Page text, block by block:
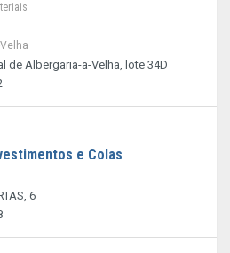
de Albergaria-a-Velha, lote 34D
e Colas
6